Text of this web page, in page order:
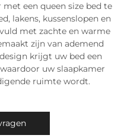
een queen size bed te
lakens, kussenslopen en
met zachte en warme
zijn van ademend
krijgt uw bed een
uw slaapkamer
ruimte wordt.